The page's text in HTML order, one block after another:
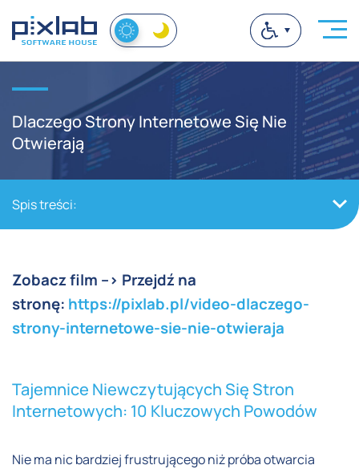
Dlaczego Strony Internetowe Się Nie
Otwierają
Spis treści:
Zobacz film --> Przejdź na
stronę: https://pixlab.pl/video-dlaczego-
strony-internetowe-sie-nie-otwieraja
Tajemnice Niewczytujących Się Stron
Internetowych: 10 Kluczowych Powodów
Nie ma nic bardziej frustrującego niż próba otwarcia